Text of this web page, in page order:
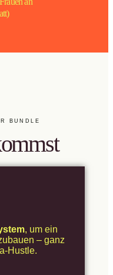
BUNDLE
, um ein
– ganz
Hustle.